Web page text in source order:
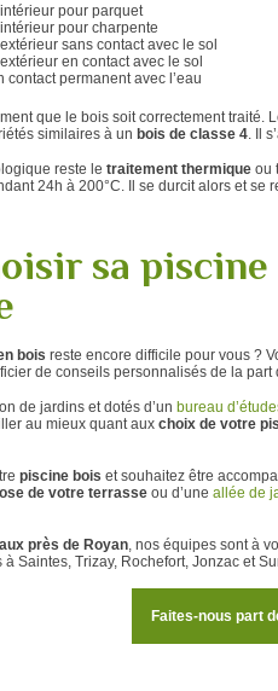
pour parquet
pour charpente
sans contact avec le sol
en contact avec le sol
contact permanent avec l’eau
que le bois soit correctement traité.
similaires à un bois de classe 4. Il
reste le traitement thermiqueou
24h à 200°C. Il se durcit alors et se
sa
bois reste encore difficile pour vous ?
de conseils personnalisés de la part
de jardins et dotés d’un bureau
au mieux quant aux choix de votre
piscine bois et souhaitez être
de votre terrasseou d’une allée de
près de Royan, nos équipes sont à
à Saintes, Trizay, Rochefort, Jonzac et
Faites-nous part